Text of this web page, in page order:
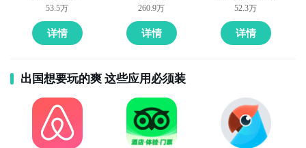
53.5万
详情
260.9万
详情
52.3万
详情
出国想要玩的爽 这些应用必须装